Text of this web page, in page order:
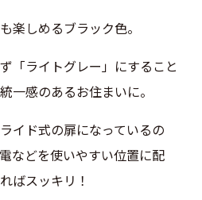
楽しめるブラック色。
「ライトグレー」にすること
一感のあるお住まいに。
イド式の扉になっているの
などを使いやすい位置に配
ばスッキリ！